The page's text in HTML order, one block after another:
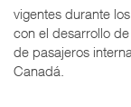
vigentes durante
con el desarrollo
de pasajeros
Canadá.